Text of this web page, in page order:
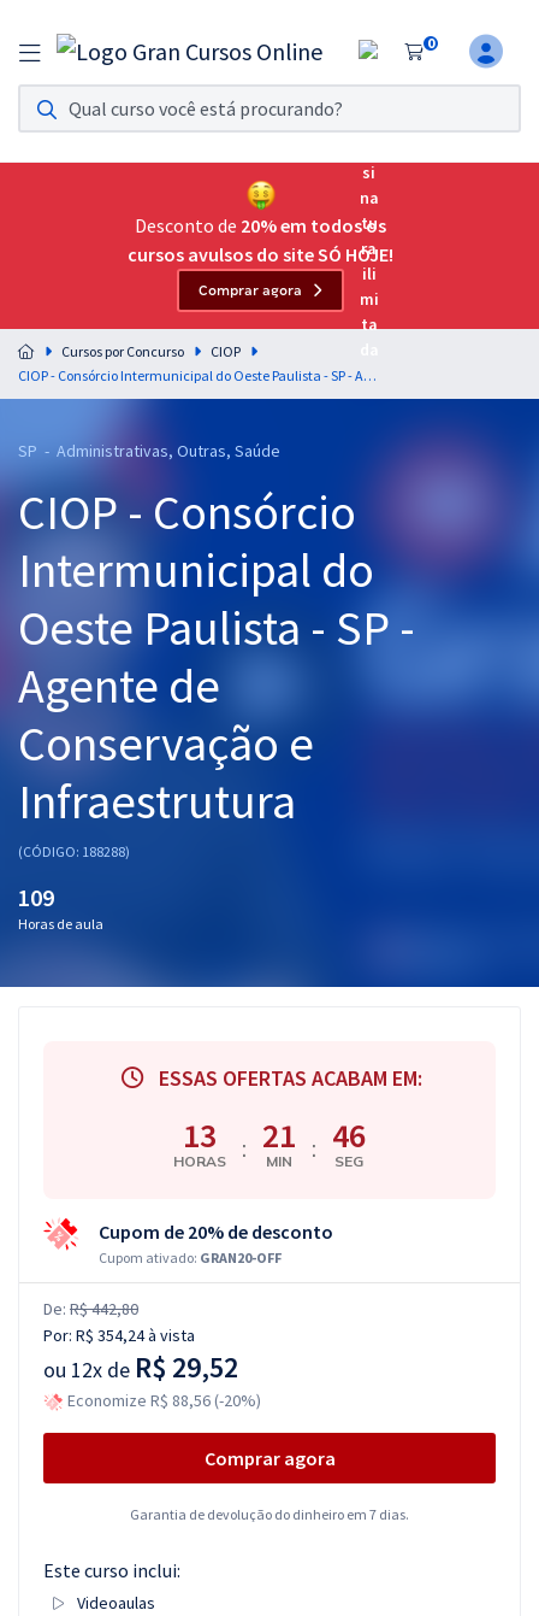
0
Assinatura Ilimitada 11
Acesso a todos os cursos. Teste grátis por 7 dias!
Assinatura OAB Até Passar
Acesso ilimitado a toda preparação para o Exame da
Residências Multiprofissionais
Preparação completa e intensiva para as principais
residências em saúde do Brasil
Cursos 20% OFF
Pós
Graduação
OAB
Questões grátis
Aprovados
Desconto de 20% em todos os
cursos avulsos do site SÓ HOJE!
Comprar agora
Cursos por Concurso
CIOP
CIOP - Consórcio Intermunicipal do Oeste Paulista - SP - Agente de Conservação e Infraestrutura
SP - Administrativas, Outras, Saúde
CIOP - Consórcio
Intermunicipal do
Oeste Paulista - SP -
Agente de
Conservação e
Infraestrutura
(CÓDIGO: 188288)
109
Horas de aula
ESSAS OFERTAS ACABAM EM:
13
HORAS : 21
MIN : 46
SEG
Cupom de 20% de desconto
Cupom ativado: GRAN20-OFF
De: R$ 442,80
Por: R$ 354,24à vista
ou 12x de R$ 29,52
Economize R$ 88,56 (-20%)
Comprar agora
Garantia de devolução do dinheiro em 7 dias.
Este curso inclui:
Videoaulas